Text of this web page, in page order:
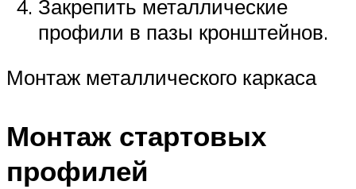
Закрепить металлические
профили в пазы кронштейнов.
Монтаж металлического каркаса
Монтаж стартовых
профилей